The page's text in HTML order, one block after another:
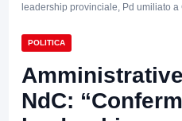
leadership provinciale, Pd umiliato a
POLITICA
NdC: